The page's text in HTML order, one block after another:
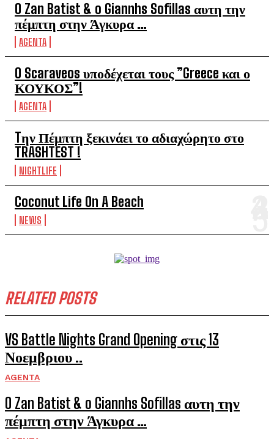
O Zan Batist & o Giannhs Sofillas αυτη την
πέμπτη στην Άγκυρα …
AGENTA
O Scaraveos υποδέχεται τους ”Greece και ο
ΚΟΥΚΟΣ”!
AGENTA
Tην Πέμπτη ξεκινάει το αδιαχώρητο στο
TRASHTEST !
NIGHTLIFE
Coconut Life On A Beach
NEWS
RELATED POSTS
VS Battle Nights Grand Opening στις 13
Νοεμβριου ..
AGENTA
O Zan Batist & o Giannhs Sofillas αυτη την
πέμπτη στην Άγκυρα …